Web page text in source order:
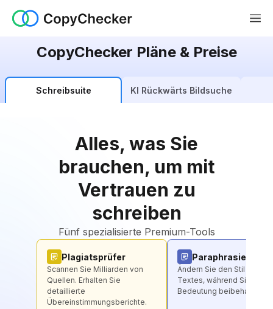
CopyChecker Pläne & Preise
Schreibsuite KI Rückwärts Bildsuche
Alles, was Sie
brauchen, um mit
Vertrauen zu
schreiben
Fünf spezialisierte Premium-Tools
Plagiatsprüfer
Scannen Sie Milliarden von
Quellen. Erhalten Sie
detaillierte
Übereinstimmungsberichte.
Paraphrasierer
Ändern Sie den Stil jedes
Textes, während Sie
Bedeutung beibehalten.